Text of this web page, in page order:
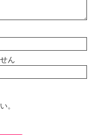
ん
。